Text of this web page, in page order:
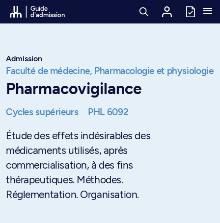
Passer au contenu
Guide
d'admission
Admission
Faculté de médecine, Pharmacologie et physiologie
Pharmacovigilance
Cycles supérieurs PHL 6092
Étude des effets indésirables des
médicaments utilisés, après
commercialisation, à des fins
thérapeutiques. Méthodes.
Réglementation. Organisation.